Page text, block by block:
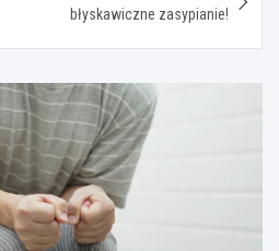
błyskawiczne zasypianie!